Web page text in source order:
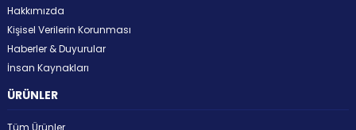
Hakkımızda
Kişisel Verilerin Korunması
Haberler & Duyurular
İnsan Kaynakları
ÜRÜNLER
Tüm Ürünler